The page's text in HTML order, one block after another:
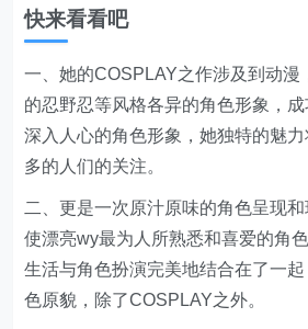
快来看看吧
一、她的COSPLAY之作涉及到动漫
的忍野忍等风格各异的角色形象，
深入人心的角色形象，她独特的魅
多的人们的关注。
二、更是一次原汁原味的角色呈现
使漂亮wy最为人所熟悉和喜爱的角
生活与角色扮演完美地结合在了一
色原貌，除了COSPLAY之外。